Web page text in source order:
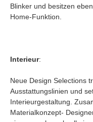
Blinker und besitzen
Home-Funktion.
Interieur:
Neue Design Selections
Ausstattungslinien und
Interieurgestaltung.
Materialkonzept-